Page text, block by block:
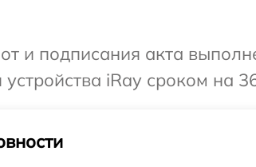
и подписания акта
iRay сроком на